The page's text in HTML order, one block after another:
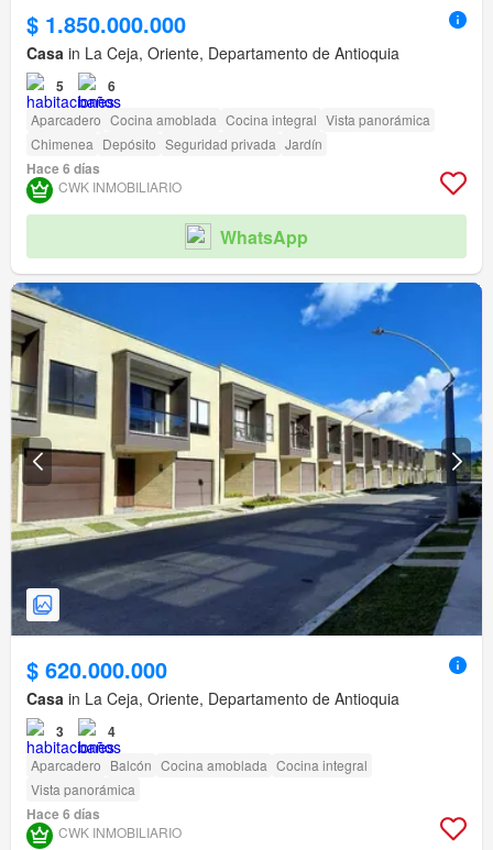
$ 1.850.000.000
Casa in La Ceja, Oriente, Departamento de Antioquia
5 6
Aparcadero Cocina amoblada Cocina integral Vista panorámica
Chimenea Depósito Seguridad privada Jardín
Hace 6 días
CWK INMOBILIARIO
WhatsApp
$ 620.000.000
Casa in La Ceja, Oriente, Departamento de Antioquia
3 4
Aparcadero Balcón Cocina amoblada Cocina integral
Vista panorámica
Hace 6 días
CWK INMOBILIARIO